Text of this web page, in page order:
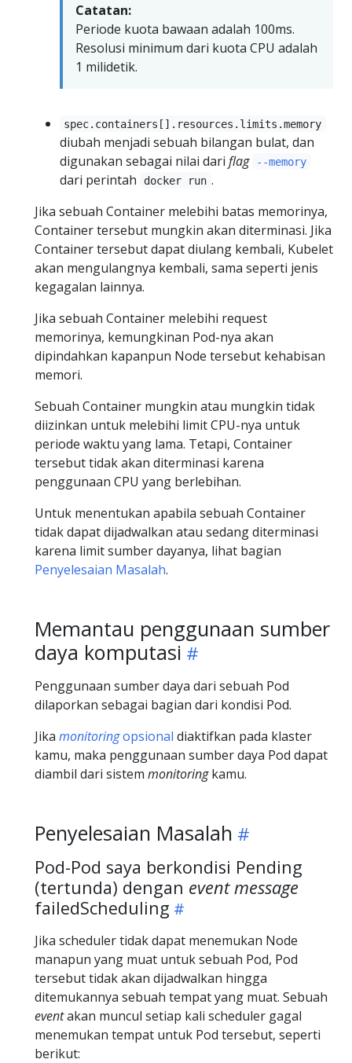
Catatan:
Periode kuota bawaan adalah 100ms.
Resolusi minimum dari kuota CPU adalah
1 milidetik.
spec.containers[].resources.limits.memory
diubah menjadi sebuah bilangan bulat, dan
digunakan sebagai nilai dari flag --memory
dari perintah docker run .
Jika sebuah Container melebihi batas memorinya,
Container tersebut mungkin akan diterminasi. Jika
Container tersebut dapat diulang kembali, Kubelet
akan mengulangnya kembali, sama seperti jenis
kegagalan lainnya.
Jika sebuah Container melebihi request
memorinya, kemungkinan Pod-nya akan
dipindahkan kapanpun Node tersebut kehabisan
memori.
Sebuah Container mungkin atau mungkin tidak
diizinkan untuk melebihi limit CPU-nya untuk
periode waktu yang lama. Tetapi, Container
tersebut tidak akan diterminasi karena
penggunaan CPU yang berlebihan.
Untuk menentukan apabila sebuah Container
tidak dapat dijadwalkan atau sedang diterminasi
karena limit sumber dayanya, lihat bagian
Penyelesaian Masalah.
Memantau penggunaan sumber
daya komputasi
Penggunaan sumber daya dari sebuah Pod
dilaporkan sebagai bagian dari kondisi Pod.
Jika monitoringopsional diaktifkan pada klaster
kamu, maka penggunaan sumber daya Pod dapat
diambil dari sistem monitoringkamu.
Penyelesaian Masalah
Pod-Pod saya berkondisi Pending
(tertunda) dengan event message
failedScheduling
Jika scheduler tidak dapat menemukan Node
manapun yang muat untuk sebuah Pod, Pod
tersebut tidak akan dijadwalkan hingga
ditemukannya sebuah tempat yang muat. Sebuah
eventakan muncul setiap kali scheduler gagal
menemukan tempat untuk Pod tersebut, seperti
berikut: